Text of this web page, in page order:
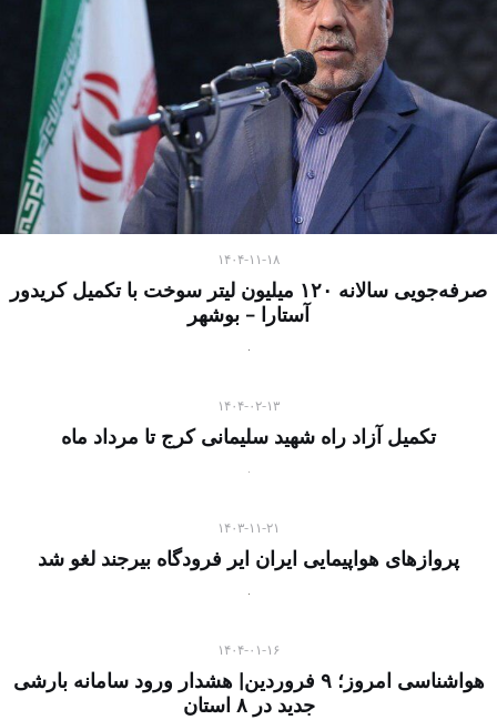
۱۴۰۴-۱۱-۱۸
صرفه‌جویی سالانه ۱۲۰ میلیون لیتر سوخت با تکمیل کریدور
آستارا – بوشهر
۱۴۰۴-۰۲-۱۳
تکمیل آزاد راه شهید سلیمانی کرج تا مرداد ماه
۱۴۰۳-۱۱-۲۱
پروازهای هواپیمایی ایران ایر فرودگاه بیرجند لغو شد
۱۴۰۴-۰۱-۱۶
هواشناسی امروز؛ ۹ فروردین| هشدار ورود سامانه بارشی
جدید در ۸ استان